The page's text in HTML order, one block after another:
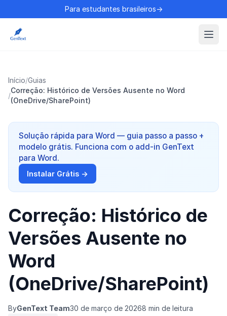
Para estudantes brasileiros→
Início/Guias
/
Correção: Histórico de Versões Ausente no Word
(OneDrive/SharePoint)
Solução rápida para Word — guia passo a passo +
modelo grátis. Funciona com o add-in GenText
para Word.
Instalar Grátis →
Correção: Histórico de
Versões Ausente no
Word
(OneDrive/SharePoint)
ByGenText Team30 de março de 20268 min de leitura